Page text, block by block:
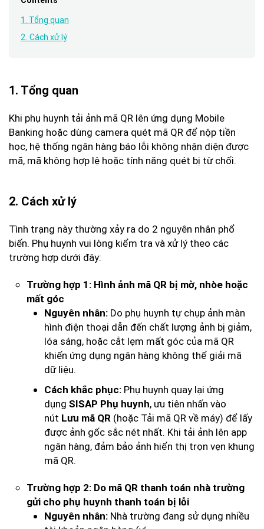
1. Tổng quan
2. Cách xử lý
1. Tổng quan
Khi phụ huynh tải ảnh mã QR lên ứng dụng Mobile
Banking hoặc dùng camera quét mã QR để nộp tiền
học, hệ thống ngân hàng báo lỗi không nhận diện được
mã, mã không hợp lệ hoặc tính năng quét bị từ chối.
2. Cách xử lý
Tình trạng này thường xảy ra do 2 nguyên nhân phổ
biến. Phụ huynh vui lòng kiểm tra và xử lý theo các
trường hợp dưới đây:
Trường hợp 1: Hình ảnh mã QR bị mờ, nhòe hoặc
mất góc
Nguyên nhân: Do phụ huynh tự chụp ảnh màn
hình điện thoại dẫn đến chất lượng ảnh bị giảm,
lóa sáng, hoặc cắt lẹm mất góc của mã QR
khiến ứng dụng ngân hàng không thể giải mã
dữ liệu.
Cách khắc phục: Phụ huynh quay lại ứng
dụng SISAP Phụ huynh, ưu tiên nhấn vào
nút Lưu mã QR (hoặc Tải mã QR về máy) để lấy
được ảnh gốc sắc nét nhất. Khi tải ảnh lên app
ngân hàng, đảm bảo ảnh hiển thị trọn vẹn khung
mã QR.
Trường hợp 2: Do mã QR thanh toán nhà trường
gửi cho phụ huynh thanh toán bị lỗi
Nguyên nhân: Nhà trường đang sử dụng nhiều